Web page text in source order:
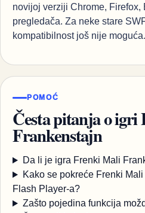
novijoj verziji Chrome, Firefox,
pregledača. Za neke stare
kompatibilnost još nije moguća.
POMOĆ
Česta pitanja o
Frankenstajn
Da li je igra Frenki Mali
Kako se pokreće Frenki
Flash Player-a?
Zašto pojedina funkcija